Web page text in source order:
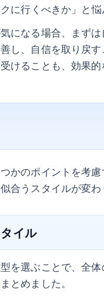
に行くべきか」と
になる場合、まず
し、自信を取り戻
けることも、効果的
かのポイントを考
合うスタイルが変わ
イル
を選ぶことで、全
とめました。